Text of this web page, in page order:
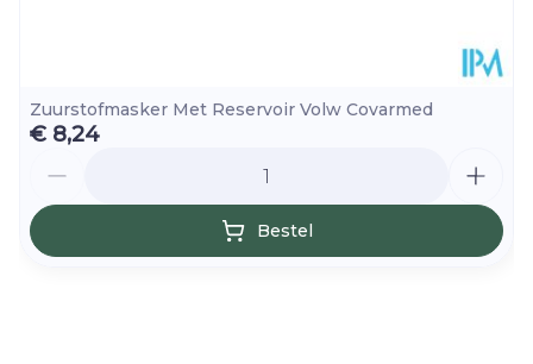
Zuurstofmasker Met Reservoir Volw Covarmed
€ 8,24
Bestel